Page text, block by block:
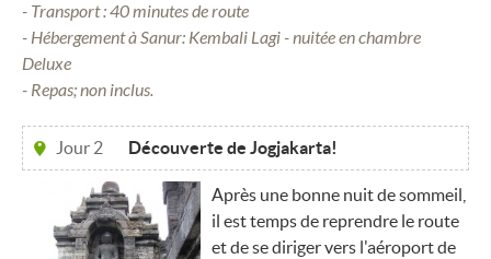
- Transport : 40 minutes de route
- Hébergement à Sanur: Kembali Lagi - nuitée en chambre
Deluxe
- Repas; non inclus.
Jour 2 Découverte de Jogjakarta!
Après une bonne nuit de sommeil,
il est temps de reprendre le route
et de se diriger vers l'aéroport de